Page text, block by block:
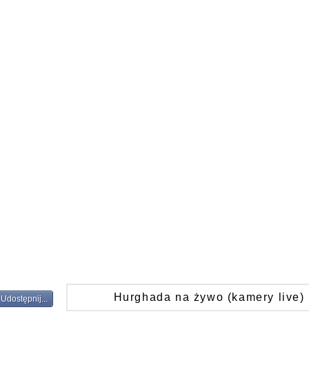
Udostępnij... Hurghada na żywo (kamery live)